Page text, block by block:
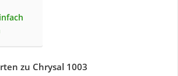
zu Chrysal 1003